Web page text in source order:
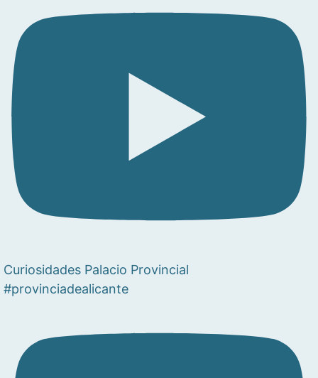
Curiosidades Palacio Provincial
#provinciadealicante